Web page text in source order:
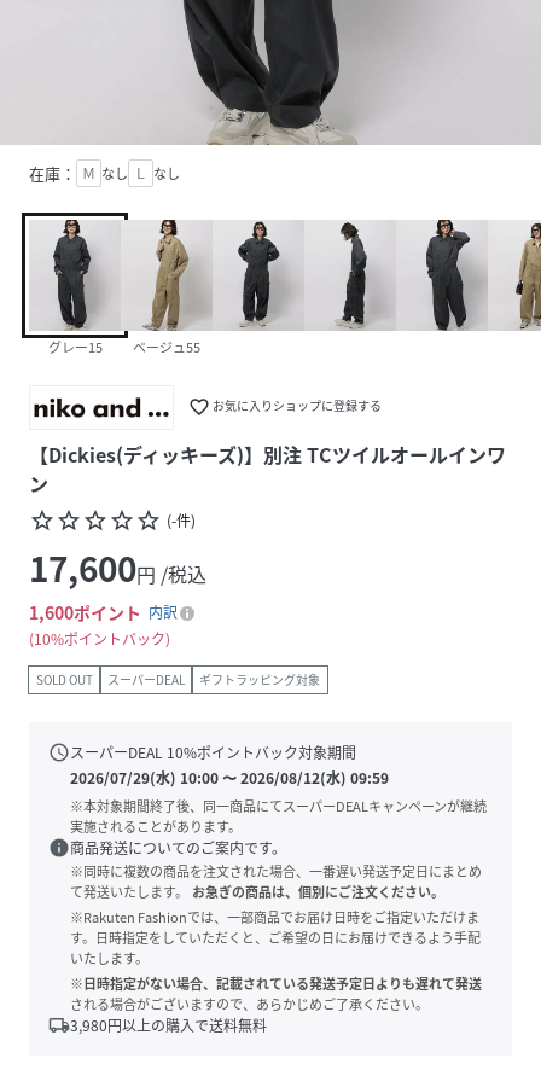
在庫： Ｍ なし Ｌ なし
グレー15 ベージュ55
favorite_border お気に入りショップに登録する
【Dickies(ディッキーズ)】別注 TCツイルオールインワ
ン
star_borderstar_borderstar_borderstar_borderstar_border (-件)
17,600円 /税込
1,600ポイント 内訳
10%ポイントバック
SOLD OUT スーパーDEAL ギフトラッピング対象
scheduleスーパーDEAL 10%ポイントバック対象期間
2026/07/29(水) 10:00〜2026/08/12(水) 09:59
※本対象期間終了後、同一商品にてスーパーDEALキャンペーンが継続
実施されることがあります。
info商品発送についてのご案内です。
※同時に複数の商品を注文された場合、一番遅い発送予定日にまとめ
て発送いたします。
お急ぎの商品は、個別にご注文ください。
※Rakuten Fashionでは、一部商品でお届け日時をご指定いただけま
す。日時指定をしていただくと、ご希望の日にお届けできるよう手配
いたします。
※日時指定がない場合、記載されている発送予定日よりも遅れて発送
される場合がございますので、あらかじめご了承ください。
local_shipping3,980円以上の購入で送料無料